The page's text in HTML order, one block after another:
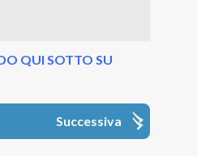
QUI SOTTO SU
Successiva